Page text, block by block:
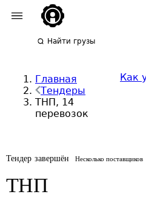
Найти грузы
Главная
Тендеры
ТНП, 14
перевозок
Как
Тендер завершён Несколько поставщиков
ТНП